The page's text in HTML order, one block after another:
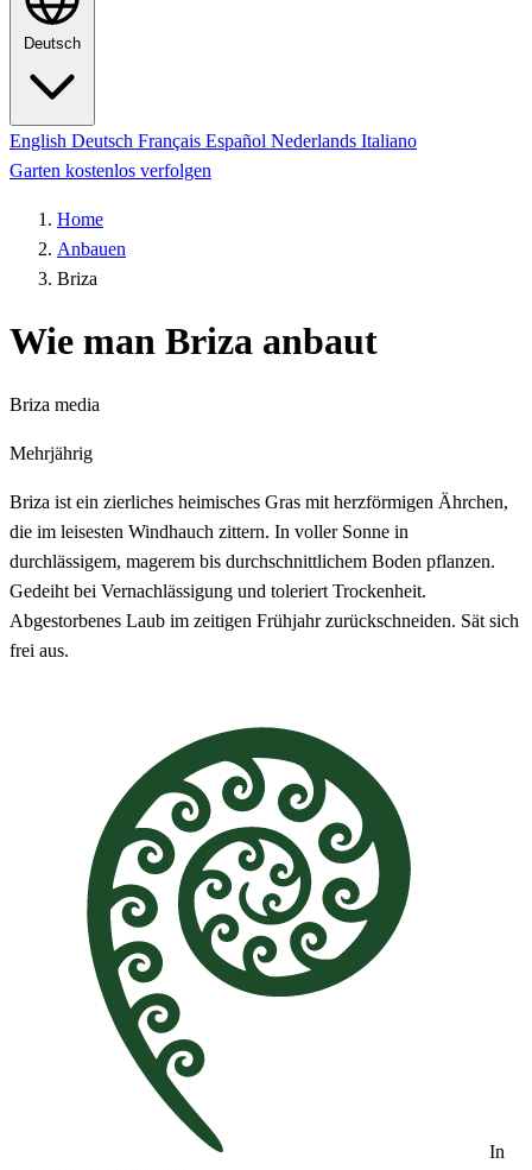
Deutsch
English Deutsch Français Español Nederlands Italiano
Garten kostenlos verfolgen
Home
Anbauen
Briza
Wie man Briza anbaut
Briza media
Mehrjährig
Briza ist ein zierliches heimisches Gras mit herzförmigen Ährchen,
die im leisesten Windhauch zittern. In voller Sonne in
durchlässigem, magerem bis durchschnittlichem Boden pflanzen.
Gedeiht bei Vernachlässigung und toleriert Trockenheit.
Abgestorbenes Laub im zeitigen Frühjahr zurückschneiden. Sät sich
frei aus.
In